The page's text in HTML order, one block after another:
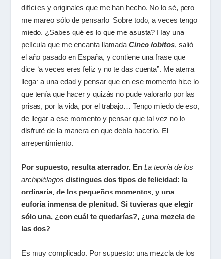
difíciles y originales que me han hecho. No lo sé, pero
me mareo sólo de pensarlo. Sobre todo, a veces tengo
miedo. ¿Sabes qué es lo que me asusta? Hay una
película que me encanta llamada Cinco lobitos, salió
el año pasado en España, y contiene una frase que
dice “a veces eres feliz y no te das cuenta”. Me aterra
llegar a una edad y pensar que en ese momento hice lo
que tenía que hacer y quizás no pude valorarlo por las
prisas, por la vida, por el trabajo… Tengo miedo de eso,
de llegar a ese momento y pensar que tal vez no lo
disfruté de la manera en que debía hacerlo. El
arrepentimiento.
Por supuesto, resulta aterrador. En La teoría de los
archipiélagos distingues dos tipos de felicidad: la
ordinaria, de los pequeños momentos, y una
euforia inmensa de plenitud. Si tuvieras que elegir
sólo una, ¿con cuál te quedarías?, ¿una mezcla de
las dos?
Es muy complicado. Por supuesto: una mezcla de los